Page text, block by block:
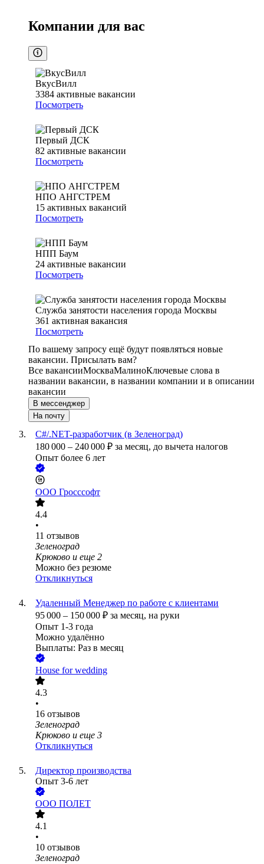
Компании для вас
ВкусВилл
3384 активные вакансии
Посмотреть
Первый ДСК
82 активные вакансии
Посмотреть
НПО АНГСТРЕМ
15 активных вакансий
Посмотреть
НПП Баум
24 активные вакансии
Посмотреть
Служба занятости населения города Москвы
361 активная вакансия
Посмотреть
По вашему запросу ещё будут появляться новые
вакансии. Присылать вам?
Все вакансииМоскваМалиноКлючевые слова в
названии вакансии, в названии компании и в описании
вакансии
В мессенджер
На почту
C#/.NET-разработчик (в Зеленоград)
180 000 – 240 000 ₽ за месяц, до вычета налогов
Опыт более 6 лет
ООО Гросссофт
4.4
•
11 отзывов
Зеленоград
Крюково и еще 2
Можно без резюме
Откликнуться
Удаленный Менеджер по работе с клиентами
95 000 – 150 000 ₽ за месяц, на руки
Опыт 1-3 года
Можно удалённо
Выплаты: Раз в месяц
House for wedding
4.3
•
16 отзывов
Зеленоград
Крюково и еще 3
Откликнуться
Директор производства
Опыт 3-6 лет
ООО ПОЛЕТ
4.1
•
10 отзывов
Зеленоград